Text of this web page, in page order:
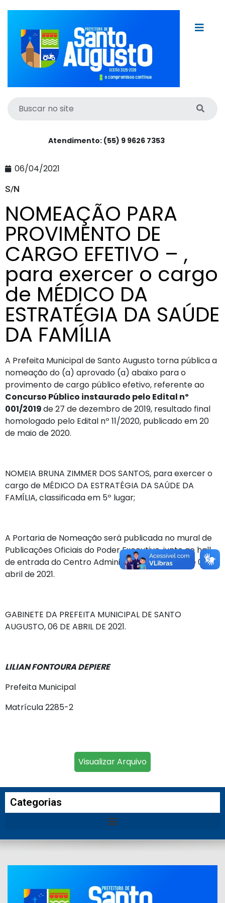
Atendimento: (55) 9 9626 7353
06/04/2021
S/N
NOMEAÇÃO PARA
PROVIMENTO DE
CARGO EFETIVO – ,
para exercer o cargo
de MÉDICO DA
ESTRATÉGIA DA SAÚDE
DA FAMÍLIA
A Prefeita Municipal de Santo Augusto torna pública a
nomeação do (a) aprovado (a) abaixo para o
provimento de cargo público efetivo, referente ao
Concurso Público instaurado pelo Edital nº
001/2019de 27 de dezembro de 2019, resultado final
homologado pelo Edital nº 11/2020, publicado em 20
de maio de 2020.
NOMEIA BRUNA ZIMMER DOS SANTOS, para exercer o
cargo de MÉDICO DA ESTRATÉGIA DA SAÚDE DA
FAMÍLIA, classificada em 5º lugar;
A Portaria de Nomeação será publicada no mural de
Publicações Oficiais do Poder Executivo, junto ao hall
de entrada do Centro Administrativo, a partir de 06 de
abril de 2021.
GABINETE DA PREFEITA MUNICIPAL DE SANTO
AUGUSTO, 06 DE ABRIL DE 2021.
LILIAN FONTOURA DEPIERE
Prefeita Municipal
Matrícula 2285-2
Visualizar Arquivo
Categorias